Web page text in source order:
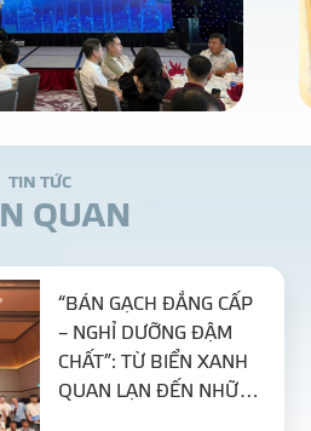
TIN TỨC
N QUAN
“BÁN GẠCH ĐẲNG CẤP
– NGHỈ DƯỠNG ĐẬM
CHẤT”: TỪ BIỂN XANH
QUAN LẠN ĐẾN NHỮNG